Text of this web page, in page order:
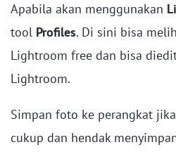
Apabila akan menggunakan
tool Profiles. Di sini bisa
Lightroom free dan bisa
Lightroom.
Simpan foto ke perangkat
cukup dan hendak